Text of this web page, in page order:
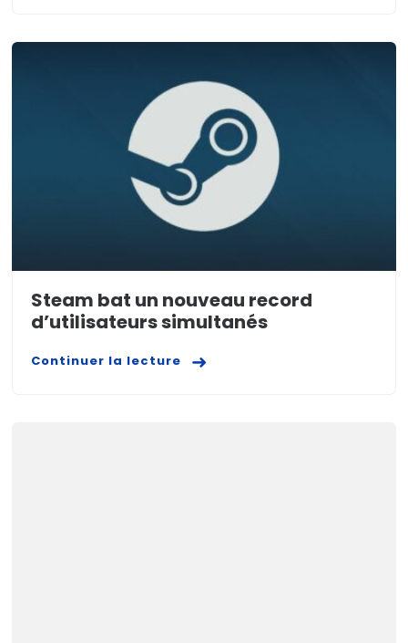
Steam bat un nouveau record
d’utilisateurs simultanés
Continuer la lecture